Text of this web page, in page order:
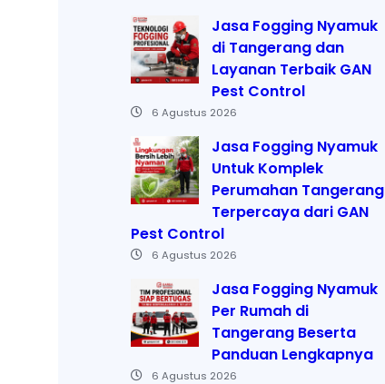
Jasa Fogging Nyamuk
di Tangerang dan
Layanan Terbaik GAN
Pest Control
6 Agustus 2026
Jasa Fogging Nyamuk
Untuk Komplek
Perumahan Tangerang
Terpercaya dari GAN
Pest Control
6 Agustus 2026
Jasa Fogging Nyamuk
Per Rumah di
Tangerang Beserta
Panduan Lengkapnya
6 Agustus 2026